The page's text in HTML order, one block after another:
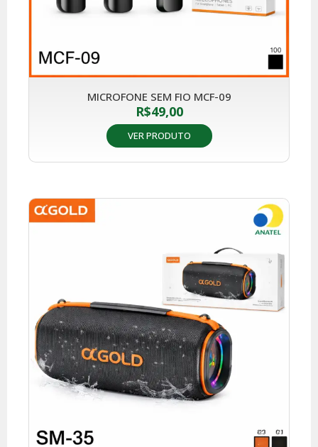
MICROFONE SEM FIO MCF-09
R$49,00
VER PRODUTO